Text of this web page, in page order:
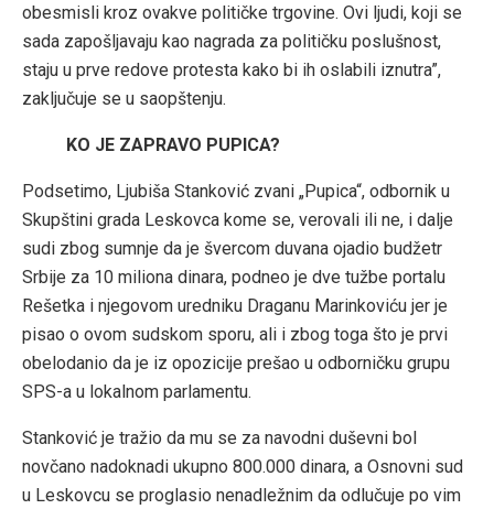
obesmisli kroz ovakve političke trgovine. Ovi ljudi, koji se
sada zapošljavaju kao nagrada za političku poslušnost,
staju u prve redove protesta kako bi ih oslabili iznutra”,
zaključuje se u saopštenju.
KO JE ZAPRAVO PUPICA?
Podsetimo, Ljubiša Stanković zvani „Pupica“, odbornik u
Skupštini grada Leskovca kome se, verovali ili ne, i dalje
sudi zbog sumnje da je švercom duvana ojadio budžetr
Srbije za 10 miliona dinara, podneo je dve tužbe portalu
Rešetka i njegovom uredniku Draganu Marinkoviću jer je
pisao o ovom sudskom sporu, ali i zbog toga što je prvi
obelodanio da je iz opozicije prešao u odborničku grupu
SPS-a u lokalnom parlamentu.
Stanković je tražio da mu se za navodni duševni bol
novčano nadoknadi ukupno 800.000 dinara, a Osnovni sud
u Leskovcu se proglasio nenadležnim da odlučuje po vim